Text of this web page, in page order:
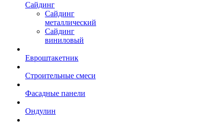
Сайдинг
Сайдинг
металлический
Сайдинг
виниловый
Евроштакетник
Строительные смеси
Фасадные панели
Ондулин